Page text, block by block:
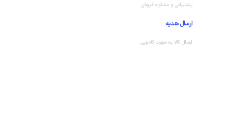
پشتیبانی و مشاوره فروش
ارسال هدیه
ارسال کالا به صورت کادویی